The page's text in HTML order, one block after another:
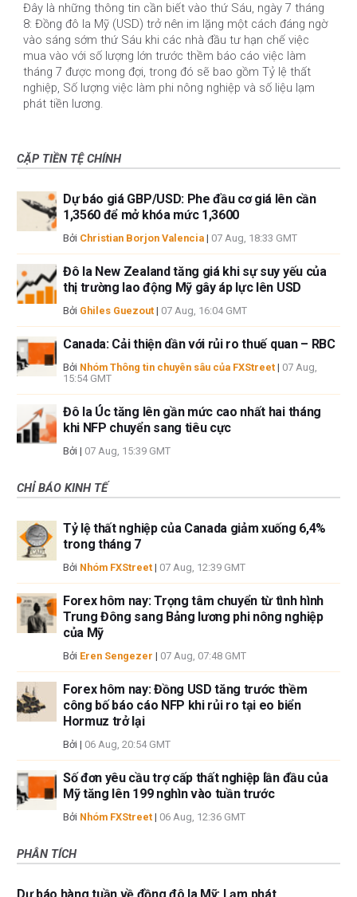
Đây là những thông tin cần biết vào thứ Sáu, ngày 7 tháng
8: Đồng đô la Mỹ (USD) trở nên im lặng một cách đáng ngờ
vào sáng sớm thứ Sáu khi các nhà đầu tư hạn chế việc
mua vào với số lượng lớn trước thềm báo cáo việc làm
tháng 7 được mong đợi, trong đó sẽ bao gồm Tỷ lệ thất
nghiệp, Số lượng việc làm phi nông nghiệp và số liệu lạm
phát tiền lương.
CẶP TIỀN TỆ CHÍNH
Dự báo giá GBP/USD: Phe đầu cơ giá lên cần
1,3560 để mở khóa mức 1,3600
Bởi Christian Borjon Valencia | 07 Aug, 18:33 GMT
Đô la New Zealand tăng giá khi sự suy yếu của
thị trường lao động Mỹ gây áp lực lên USD
Bởi Ghiles Guezout | 07 Aug, 16:04 GMT
Canada: Cải thiện dần với rủi ro thuế quan – RBC
Bởi Nhóm Thông tin chuyên sâu của FXStreet | 07 Aug,
15:54 GMT
Đô la Úc tăng lên gần mức cao nhất hai tháng
khi NFP chuyển sang tiêu cực
Bởi | 07 Aug, 15:39 GMT
CHỈ BÁO KINH TẾ
Tỷ lệ thất nghiệp của Canada giảm xuống 6,4%
trong tháng 7
Bởi Nhóm FXStreet | 07 Aug, 12:39 GMT
Forex hôm nay: Trọng tâm chuyển từ tình hình
Trung Đông sang Bảng lương phi nông nghiệp
của Mỹ
Bởi Eren Sengezer | 07 Aug, 07:48 GMT
Forex hôm nay: Đồng USD tăng trước thềm
công bố báo cáo NFP khi rủi ro tại eo biển
Hormuz trở lại
Bởi | 06 Aug, 20:54 GMT
Số đơn yêu cầu trợ cấp thất nghiệp lần đầu của
Mỹ tăng lên 199 nghìn vào tuần trước
Bởi Nhóm FXStreet | 06 Aug, 12:36 GMT
PHÂN TÍCH